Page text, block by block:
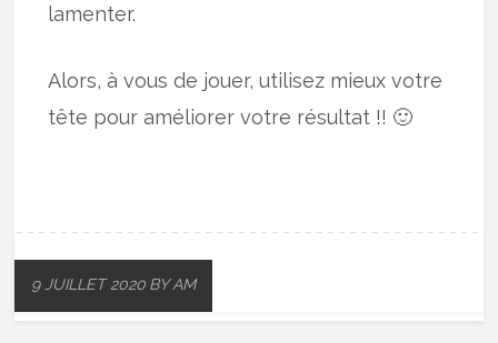
lamenter.
Alors, à vous de jouer, utilisez mieux votre
tête pour améliorer votre résultat !! 🙂
9 JUILLET 2020 BY AM